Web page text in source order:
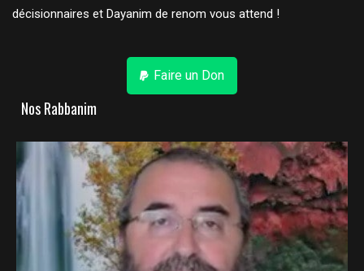
décisionnaires et Dayanim de renom vous attend !
Faire un Don
Nos Rabbanim